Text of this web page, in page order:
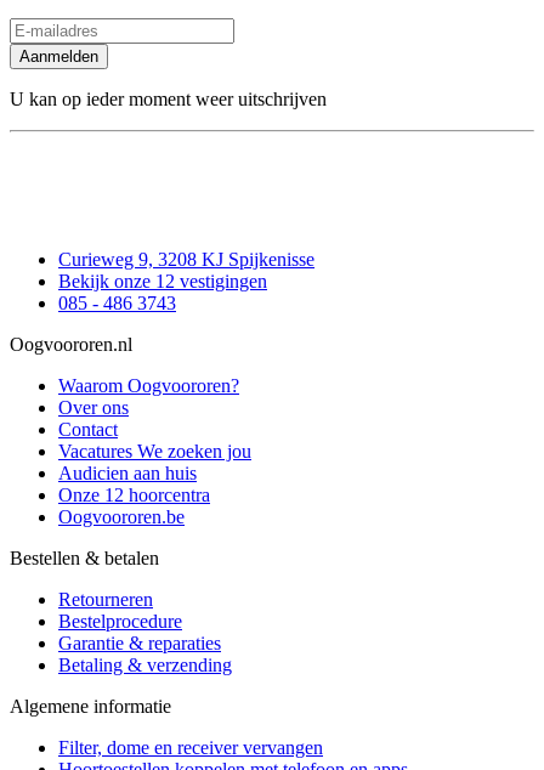
Aanmelden
U kan op ieder moment weer uitschrijven
Curieweg 9, 3208 KJ Spijkenisse
Bekijk onze 12 vestigingen
085 - 486 3743
Oogvoororen.nl
Waarom Oogvoororen?
Over ons
Contact
Vacatures We zoeken jou
Audicien aan huis
Onze 12 hoorcentra
Oogvoororen.be
Bestellen & betalen
Retourneren
Bestelprocedure
Garantie & reparaties
Betaling & verzending
Algemene informatie
Filter, dome en receiver vervangen